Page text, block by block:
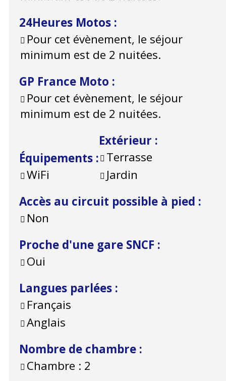
24Heures Motos :
Pour cet évènement, le séjour
minimum est de 2 nuitées.
GP France Moto :
Pour cet évènement, le séjour
minimum est de 2 nuitées.
Équipements :
WiFi
Extérieur :
Terrasse
Jardin
Accès au circuit possible à pied :
Non
Proche d'une gare SNCF :
Oui
Langues parlées :
Français
Anglais
Nombre de chambre :
Chambre : 2